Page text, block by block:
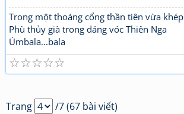
Trong một thoáng cổng thần tiên vừa khép
Phù thủy già trong dáng vóc Thiên Nga
Úmbala...bala
☆
☆
☆
☆
☆
Trang /7 (67 bài viết)